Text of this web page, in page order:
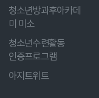
청소년방과후아카데
미 미소
청소년수련활동
인증프로그램
아지트위트